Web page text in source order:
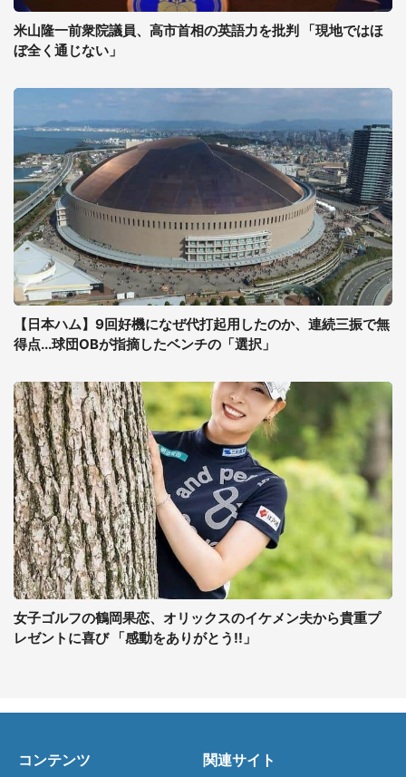
米山隆一前衆院議員、高市首相の英語力を批判 「現地ではほ
ぼ全く通じない」
【日本ハム】9回好機になぜ代打起用したのか、連続三振で無
得点...球団OBが指摘したベンチの「選択」
女子ゴルフの鶴岡果恋、オリックスのイケメン夫から貴重プ
レゼントに喜び 「感動をありがとう!!」
コンテンツ 関連サイト